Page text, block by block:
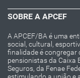
SOBRE A APCEF
A APCEF/BA é uma
social, cultural,
finalidade é congregar
pensionistas da Caixa
Seguros, da Fenae